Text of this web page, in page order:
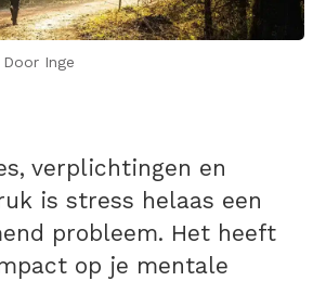
Door Inge
verplichtingen en
is stress helaas een
probleem. Het heeft
op je mentale